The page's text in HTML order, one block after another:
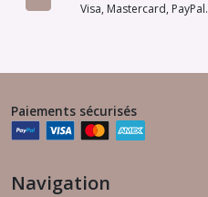
Visa, Mastercard, PayPal.
Paiements sécurisés
Navigation